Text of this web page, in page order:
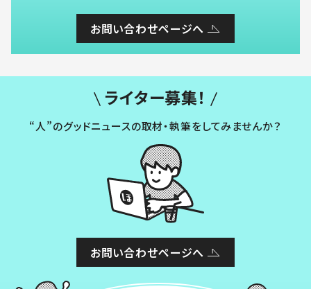
お問い合わせページへ
ライター募集！
“人”のグッドニュースの取材・執筆をしてみませんか？
お問い合わせページへ